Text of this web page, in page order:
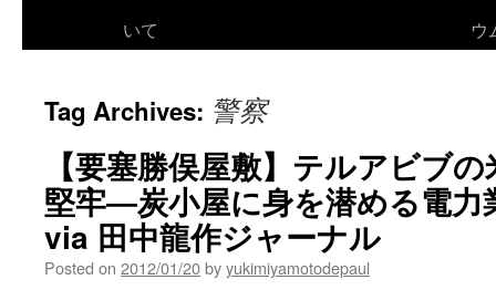
いて
ウ
Tag Archives: 警察
【要塞勝俣屋敷】テルアビブ
堅牢―炭小屋に身を潜める電力
via 田中龍作ジャーナル
Posted on 2012/01/20byyukimiyamotodepaul